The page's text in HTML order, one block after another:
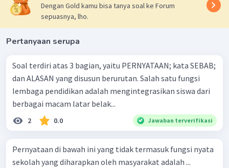
Dengan Gold kamu bisa tanya soal ke Forum
sepuasnya, lho.
Pertanyaan serupa
Soal terdiri atas 3 bagian, yaitu PERNYATAAN; kata SEBAB;
dan ALASAN yang disusun berurutan. Salah satu fungsi
lembaga pendidikan adalah mengintegrasikan siswa dari
berbagai macam latar belak...
2 0.0 Jawaban terverifikasi
Pernyataan di bawah ini yang tidak termasuk fungsi nyata
sekolah yang diharapkan oleh masyarakat adalah ...